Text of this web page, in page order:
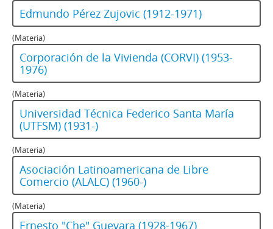
Edmundo Pérez Zujovic (1912-1971)
(Materia)
Corporación de la Vivienda (CORVI) (1953-
1976)
(Materia)
Universidad Técnica Federico Santa María
(UTFSM) (1931-)
(Materia)
Asociación Latinoamericana de Libre
Comercio (ALALC) (1960-)
(Materia)
Ernesto "Che" Guevara (1928-1967)